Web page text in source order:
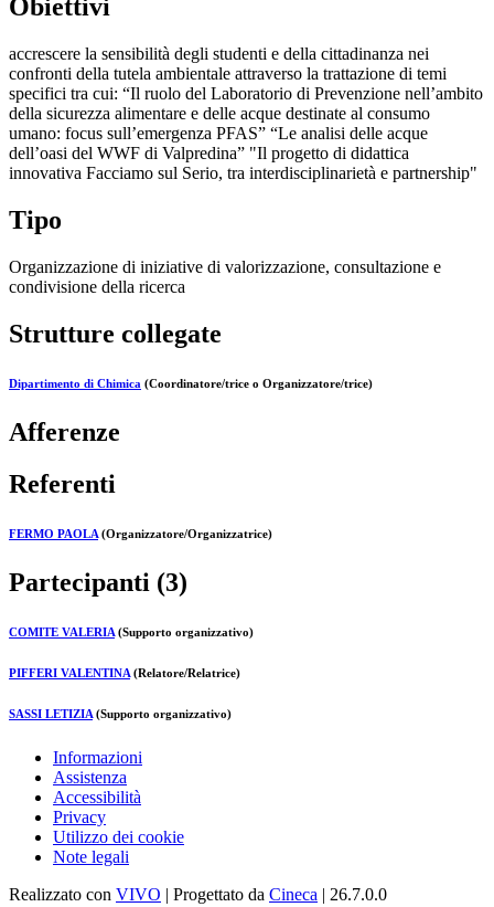
Obiettivi
accrescere la sensibilità degli studenti e della cittadinanza nei
confronti della tutela ambientale attraverso la trattazione di temi
specifici tra cui: “Il ruolo del Laboratorio di Prevenzione nell’ambito
della sicurezza alimentare e delle acque destinate al consumo
umano: focus sull’emergenza PFAS” “Le analisi delle acque
dell’oasi del WWF di Valpredina” "Il progetto di didattica
innovativa Facciamo sul Serio, tra interdisciplinarietà e partnership"
Tipo
Organizzazione di iniziative di valorizzazione, consultazione e
condivisione della ricerca
Strutture collegate
Dipartimento di Chimica (Coordinatore/trice o Organizzatore/trice)
Afferenze
Referenti
FERMO PAOLA (Organizzatore/Organizzatrice)
Partecipanti (3)
COMITE VALERIA (Supporto organizzativo)
PIFFERI VALENTINA (Relatore/Relatrice)
SASSI LETIZIA (Supporto organizzativo)
Informazioni
Assistenza
Accessibilità
Privacy
Utilizzo dei cookie
Note legali
Realizzato con VIVO | Progettato da Cineca | 26.7.0.0